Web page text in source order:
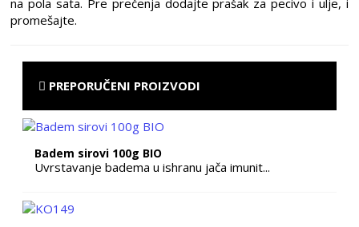
na pola sata. Pre prečenja dodajte prašak za pecivo i ulje, i
promešajte.
PREPORUČENI PROIZVODI
Badem sirovi 100g BIO
Uvrstavanje badema u ishranu jača imunit...